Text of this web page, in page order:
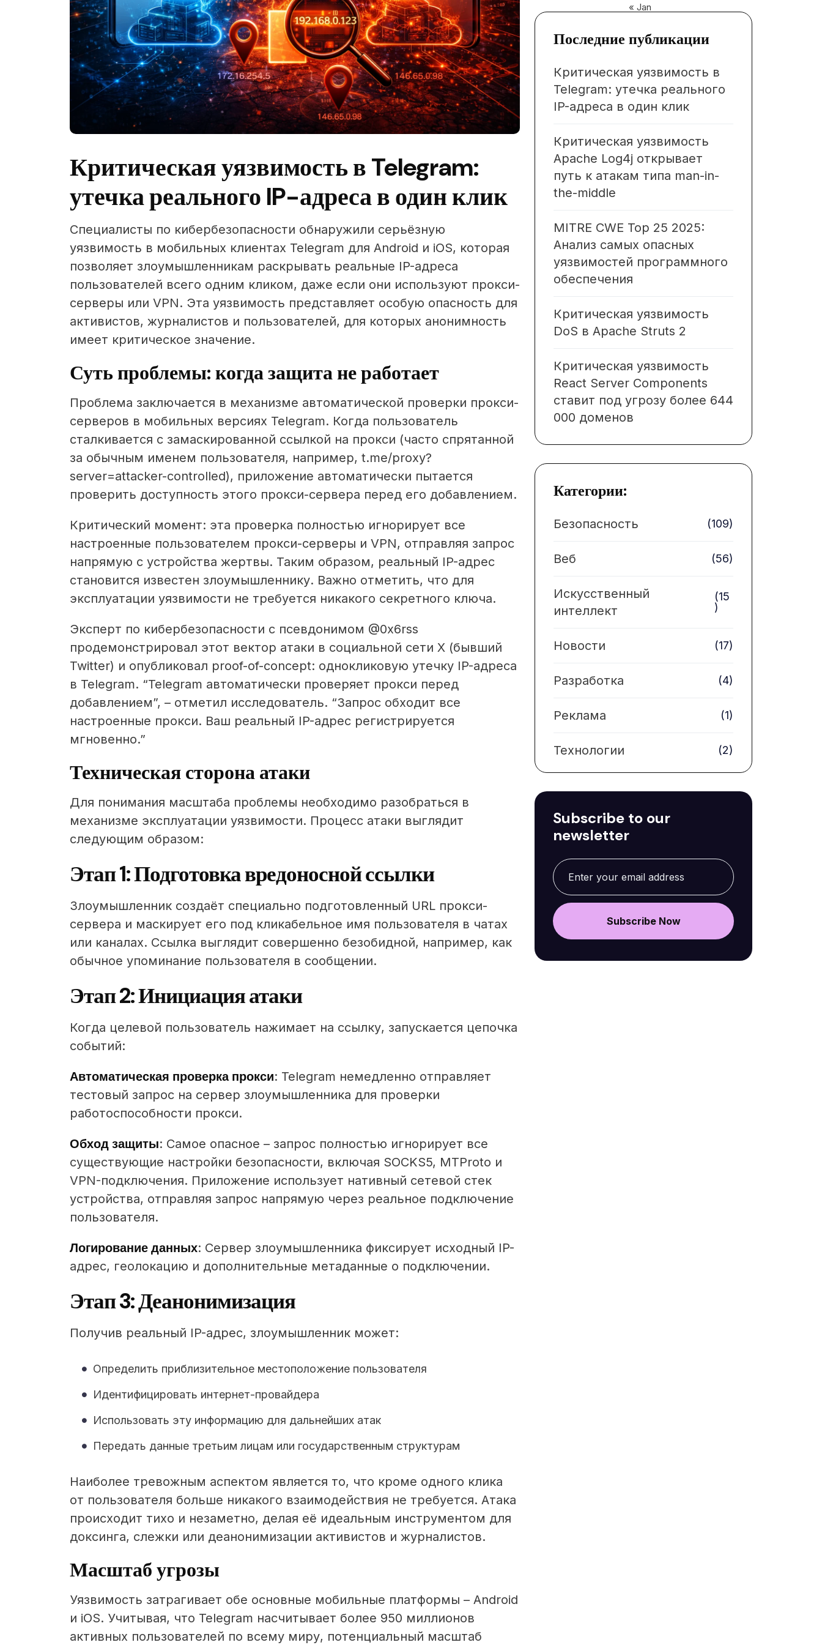
Критическая уязвимость в Telegram:
утечка реального IP-адреса в один клик
Специалисты по кибербезопасности обнаружили серьёзную
уязвимость в мобильных клиентах Telegram для Android и iOS, которая
позволяет злоумышленникам раскрывать реальные IP-адреса
пользователей всего одним кликом, даже если они используют прокси-
серверы или VPN. Эта уязвимость представляет особую опасность для
активистов, журналистов и пользователей, для которых анонимность
имеет критическое значение.
Суть проблемы: когда защита не работает
Проблема заключается в механизме автоматической проверки прокси-
серверов в мобильных версиях Telegram. Когда пользователь
сталкивается с замаскированной ссылкой на прокси (часто спрятанной
за обычным именем пользователя, например, t.me/proxy?
server=attacker-controlled), приложение автоматически пытается
проверить доступность этого прокси-сервера перед его добавлением.
Критический момент: эта проверка полностью игнорирует все
настроенные пользователем прокси-серверы и VPN, отправляя запрос
напрямую с устройства жертвы. Таким образом, реальный IP-адрес
становится известен злоумышленнику. Важно отметить, что для
эксплуатации уязвимости не требуется никакого секретного ключа.
Эксперт по кибербезопасности с псевдонимом @0x6rss
продемонстрировал этот вектор атаки в социальной сети X (бывший
Twitter) и опубликовал proof-of-concept: однокликовую утечку IP-адреса
в Telegram. “Telegram автоматически проверяет прокси перед
добавлением”, – отметил исследователь. “Запрос обходит все
настроенные прокси. Ваш реальный IP-адрес регистрируется
мгновенно.”
Техническая сторона атаки
Для понимания масштаба проблемы необходимо разобраться в
механизме эксплуатации уязвимости. Процесс атаки выглядит
следующим образом:
Этап 1: Подготовка вредоносной ссылки
Злоумышленник создаёт специально подготовленный URL прокси-
сервера и маскирует его под кликабельное имя пользователя в чатах
или каналах. Ссылка выглядит совершенно безобидной, например, как
обычное упоминание пользователя в сообщении.
Этап 2: Инициация атаки
Когда целевой пользователь нажимает на ссылку, запускается цепочка
событий:
Автоматическая проверка прокси: Telegram немедленно отправляет
тестовый запрос на сервер злоумышленника для проверки
работоспособности прокси.
Обход защиты: Самое опасное – запрос полностью игнорирует все
существующие настройки безопасности, включая SOCKS5, MTProto и
VPN-подключения. Приложение использует нативный сетевой стек
устройства, отправляя запрос напрямую через реальное подключение
пользователя.
Логирование данных: Сервер злоумышленника фиксирует исходный IP-
адрес, геолокацию и дополнительные метаданные о подключении.
Этап 3: Деанонимизация
Получив реальный IP-адрес, злоумышленник может:
Определить приблизительное местоположение пользователя
Идентифицировать интернет-провайдера
Использовать эту информацию для дальнейших атак
Передать данные третьим лицам или государственным структурам
Наиболее тревожным аспектом является то, что кроме одного клика
от пользователя больше никакого взаимодействия не требуется. Атака
происходит тихо и незаметно, делая её идеальным инструментом для
доксинга, слежки или деанонимизации активистов и журналистов.
Масштаб угрозы
Уязвимость затрагивает обе основные мобильные платформы – Android
и iOS. Учитывая, что Telegram насчитывает более 950 миллионов
активных пользователей по всему миру, потенциальный масштаб
« Jan
Последние публикации
Критическая уязвимость в
Telegram: утечка реального
IP-адреса в один клик
Критическая уязвимость
Apache Log4j открывает
путь к атакам типа man-in-
the-middle
MITRE CWE Top 25 2025:
Анализ самых опасных
уязвимостей программного
обеспечения
Критическая уязвимость
DoS в Apache Struts 2
Критическая уязвимость
React Server Components
ставит под угрозу более 644
000 доменов
Категории:
Безопасность (109)
Веб (56)
Искусственный
интеллект
(15
)
Новости (17)
Разработка (4)
Реклама (1)
Технологии (2)
Subscribe to our
newsletter